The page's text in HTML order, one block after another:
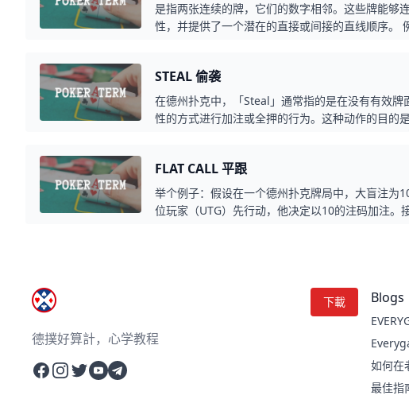
是指两张连续的牌，它们的数字相邻。这些牌能够
性，并提供了一个潜在的直接或间接的直线顺序。
们增加了你的手牌在后续的发牌过程中的可能性。
STEAL 偷袭
在德州扑克中，「Steal」通常指的是在没有有效牌
性的方式进行加注或全押的行为。这种动作的目的
FLAT CALL 平跟
举个例子：假设在一个德州扑克牌局中，大盲注为
位玩家（UTG）先行动，他决定以10的注码加注。
下載
德撲好算計，心学教程
Facebook
Instagram
Twitter
YouTube
Telegram
Blogs
式：快
线扑克
如何在
的技巧
最佳指